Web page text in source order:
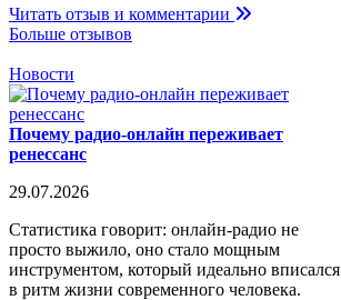
Читать отзыв и комментарии
Больше отзывов
Новости
Почему радио-онлайн переживает
ренессанс
29.07.2026
Статистика говорит: онлайн-радио не
просто выжило, оно стало мощным
инструментом, который идеально вписался
в ритм жизни современного человека.